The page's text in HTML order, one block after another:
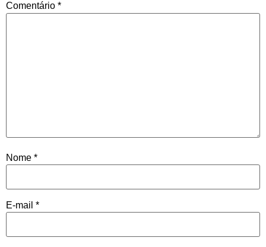
Comentário *
Nome *
E-mail *